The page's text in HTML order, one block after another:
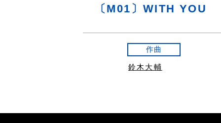
〔M01〕WITH YOU
作曲
鈴木大輔